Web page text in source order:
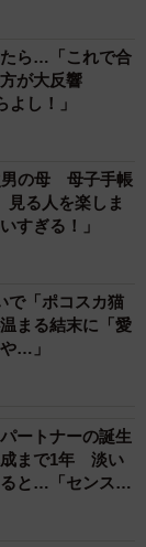
ら…「これで合
方が大反響
よし！」
男の母 母子手帳
る人を楽しま
すぎる！」
で「ポコスカ猫
まる結末に「愛
…」
ートナーの誕生
まで1年 淡い
と…「センスす